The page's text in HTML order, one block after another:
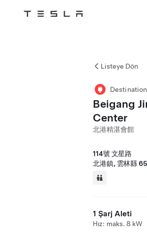
Tesla
Listeye Dön
Beigang
Center
北港精湛會館
114號 文星路
北港鎮, 雲林縣
1 Şarj Aleti
Hız: maks. 8 kW